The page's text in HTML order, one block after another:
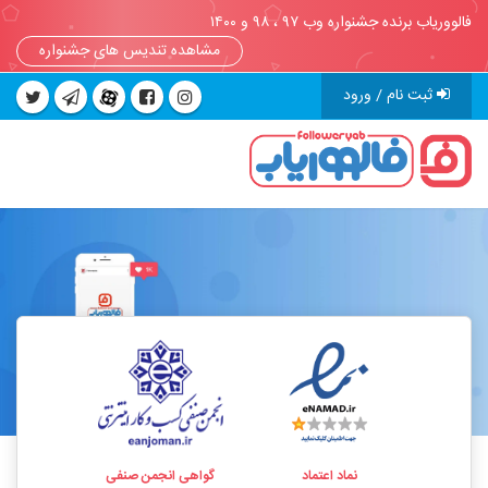
فالووریاب برنده جشنواره وب ۹۷ ، ۹۸ و ۱۴۰۰
مشاهده تندیس های جشنواره
ثبت نام / ورود
نماد اعتماد گواهی انجمن صنفی